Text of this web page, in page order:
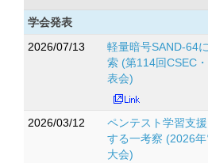
学会発表
2026/07/13
軽量暗号SAND-64
索 (第114回CSEC
表会)
2026/03/12
ペンテスト学習支
する一考察 (2026
大会)